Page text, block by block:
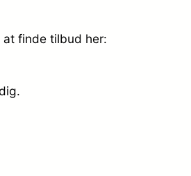
finde tilbud her: